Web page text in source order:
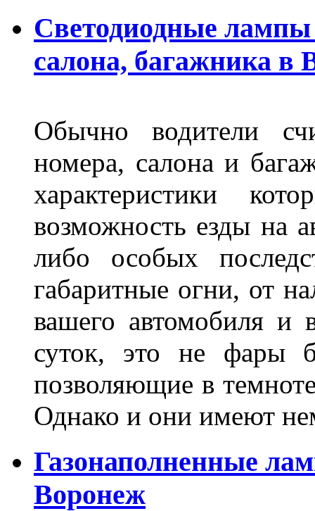
Светодиодные лампы
салона, багажника в
Обычно водители
номера, салона и
характеристики
возможность езды на
либо особых
габаритные огни, от
вашего автомобиля и
суток, это не фары
позволяющие в
Однако и они имеют
Газонаполненные
Воронеж